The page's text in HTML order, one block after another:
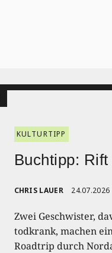
KULTURTIPP
Buchtipp: Rift
CHRIS LAUER 24.07.2026
Zwei Geschwister,
todkrank, machen
Roadtrip durch